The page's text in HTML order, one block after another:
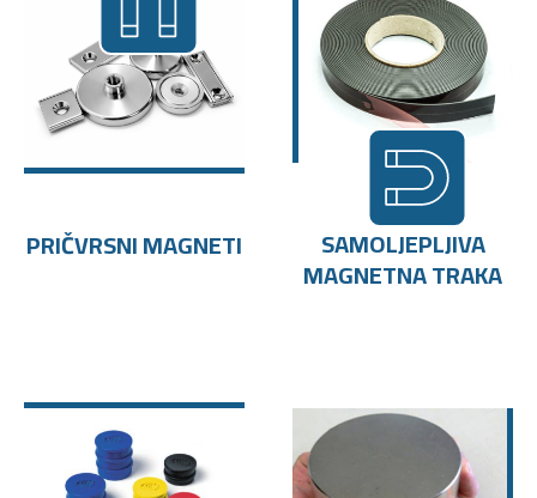
PRIČVRSNI MAGNETI SAMOLJEPLJIVA
MAGNETNA TRAKA